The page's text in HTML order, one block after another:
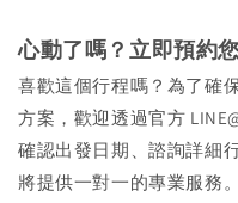
心動了嗎？立即預約
喜歡這個行程嗎？為了確
方案，歡迎透過官方
確認出發日期、諮詢詳細
將提供一對一的專業服務。